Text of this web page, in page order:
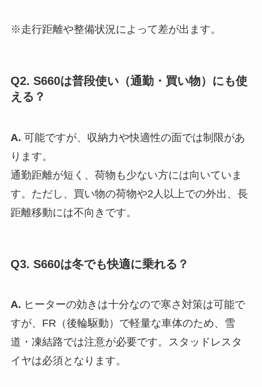
※走行距離や整備状況によって差が出ます。
Q2. S660は普段使い（通勤・買い物）にも使
える？
A. 可能ですが、収納力や快適性の面では制限があ
ります。
通勤距離が短く、荷物も少ない方には向いていま
す。ただし、買い物の荷物や2人以上での外出、長
距離移動には不向きです。
Q3. S660は冬でも快適に乗れる？
A. ヒーターの効きは十分なので寒さ対策は可能で
すが、FR（後輪駆動）で軽量な車体のため、雪
道・凍結路では注意が必要です。スタッドレスタ
イヤは必須となります。